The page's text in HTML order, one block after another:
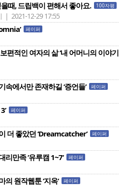
때, 드립백이 편해서 좋아요. 100자평
| 2021-12-29 17:55
페이퍼
편적인 여자의 삶 ‘내 어머니의 이야기
에서만 존재하길 ‘증언들‘ 페이퍼
페이퍼
더 좋았던 ‘Dreamcatcher‘ 페이퍼
만족 ‘유루캠 1~7‘ 페이퍼
원작웹툰 ‘지옥‘ 페이퍼